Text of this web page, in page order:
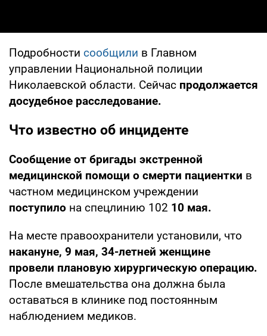
Подробности сообщили в Главном
управлении Национальной полиции
Николаевской области. Сейчас продолжается
досудебное расследование.
Что известно об инциденте
Сообщение от бригады экстренной
медицинской помощи о смерти пациентки в
частном медицинском учреждении
поступило на спецлинию 102 10 мая.
На месте правоохранители установили, что
накануне, 9 мая, 34-летней женщине
провели плановую хирургическую операцию.
После вмешательства она должна была
оставаться в клинике под постоянным
наблюдением медиков.